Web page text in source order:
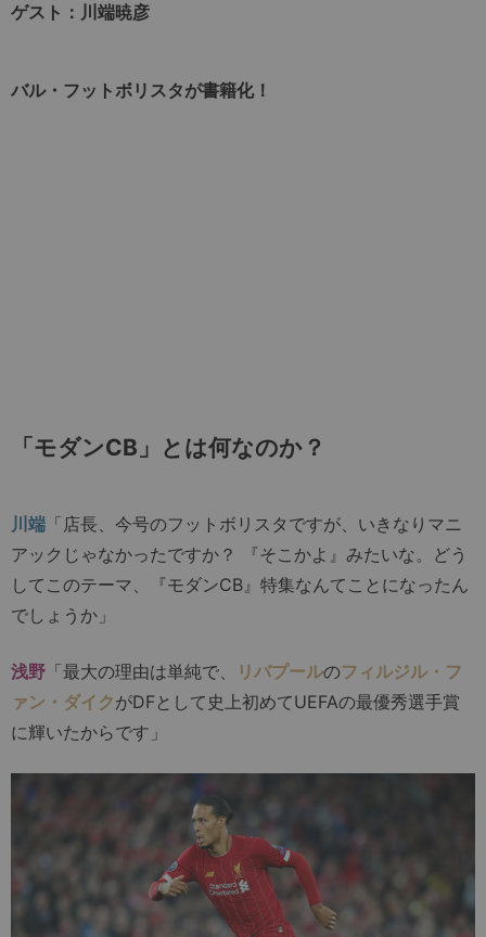
ゲスト：川端暁彦
バル・フットボリスタが書籍化！
「モダンCB」とは何なのか？
川端 「店長、今号のフットボリスタですが、いきなりマニ
アックじゃなかったですか？ 『そこかよ』みたいな。どう
してこのテーマ、『モダンCB』特集なんてことになったん
でしょうか」
浅野 「最大の理由は単純で、 リバプールのフィルジル・フ
ァン・ダイクがDFとして史上初めてUEFAの最優秀選手賞
に輝いたからです」